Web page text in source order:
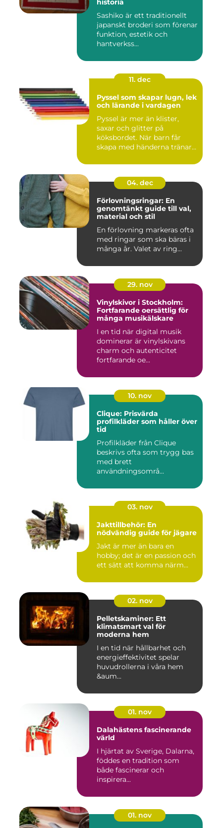
historia
Sashiko är ett traditionellt
japanskt broderi som förenar
funktion, estetik och
hantverkss...
11. dec
Pyssel som skapar lugn, lek
och lärande i vardagen
Pyssel är mer än klister,
saxar och glitter på
köksbordet. När barn får
skapa med händerna tränar
04. dec
Förlovningsringar: En
genomtänkt guide till val,
material och stil
En förlovning markeras ofta
med ringar som ska bäras i
många år. Valet av ring...
29. nov
Vinylskivor i Stockholm:
Fortfarande oersättlig för
många musikälskare
I en tid när digital musik
dominerar är vinylskivans
charm och autenticitet
fortfarande oe...
10. nov
Clique: Prisvärda
profilkläder som håller över
tid
Profilkläder från Clique
beskrivs ofta som trygg bas
med brett
användningsområ...
03. nov
Jakttillbehör: En
nödvändig guide för jägare
Jakt är mer än bara en
hobby; det är en passion och
ett sätt att komma närm...
02. nov
Pelletskaminer: Ett
klimatsmart val för
moderna hem
I en tid när hållbarhet och
energieffektivitet spelar
huvudrollerna i våra hem
&aum...
01. nov
Dalahästens fascinerande
värld
I hjärtat av Sverige, Dalarna,
föddes en tradition som
både fascinerar och
inspirera...
01. nov